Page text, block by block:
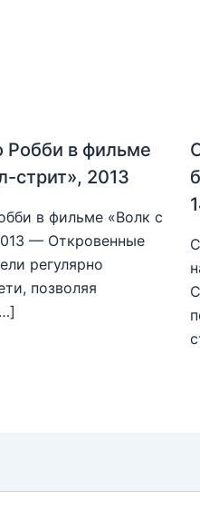
Робби в фильме
стрит», 2013
в фильме «Волк с
— Откровенные
регулярно
позволяя